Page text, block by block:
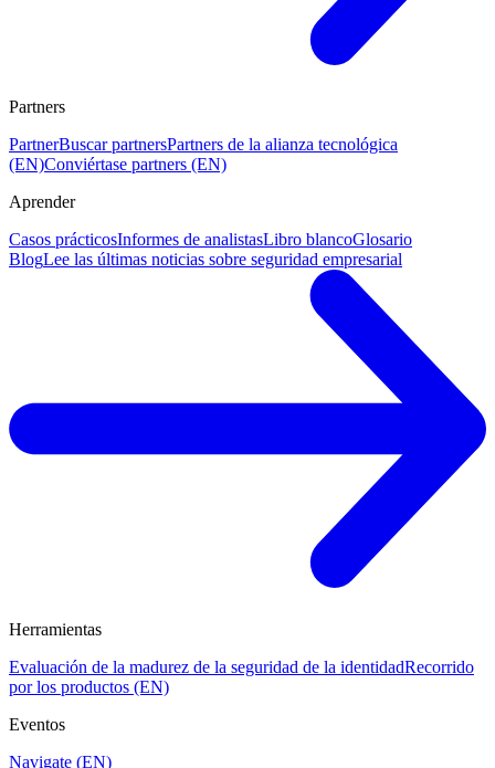
Partners
PartnerBuscar partnersPartners de la alianza tecnológica
(EN)Conviértase partners (EN)
Aprender
Casos prácticosInformes de analistasLibro blancoGlosario
BlogLee las últimas noticias sobre seguridad empresarial
Herramientas
Evaluación de la madurez de la seguridad de la identidadRecorrido
por los productos (EN)
Eventos
Navigate (EN)